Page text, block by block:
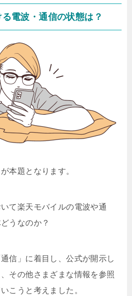
電波・通信の状態は？
本題となります。
て楽天モバイルの電波や通
うなのか？
信」に着目し、公式が開示し
その他さまざまな情報を参照
こうと考えました。